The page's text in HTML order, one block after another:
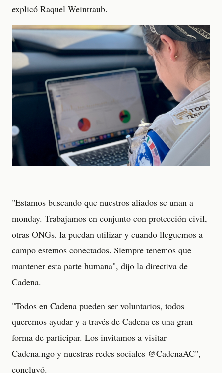
explicó Raquel Weintraub.
"Estamos buscando que nuestros aliados se unan a
monday. Trabajamos en conjunto con protección civil,
otras ONGs, la puedan utilizar y cuando lleguemos a
campo estemos conectados. Siempre tenemos que
mantener esta parte humana", dijo la directiva de
Cadena.
"Todos en Cadena pueden ser voluntarios, todos
queremos ayudar y a través de Cadena es una gran
forma de participar. Los invitamos a visitar
Cadena.ngo y nuestras redes sociales @CadenaAC",
concluyó.